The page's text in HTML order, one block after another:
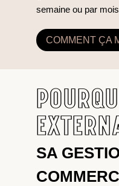
semaine ou par
COMMENT ÇA
SA